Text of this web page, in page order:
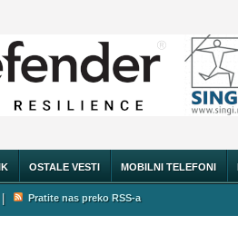
OSTALE VESTI MOBILNI TELEFONI
| Pratite nas preko RSS-a